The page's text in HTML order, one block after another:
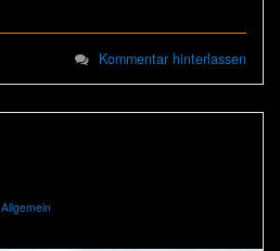
Kommentar hinterlassen
Allgemein